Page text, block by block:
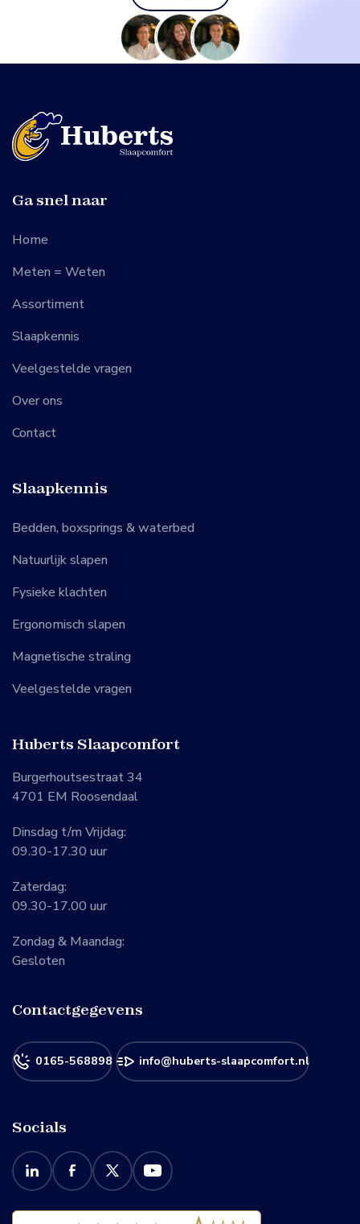
Ga snel naar
Home
Meten = Weten
Assortiment
Slaapkennis
Veelgestelde vragen
Over ons
Contact
Slaapkennis
Bedden, boxsprings & waterbed
Natuurlijk slapen
Fysieke klachten
Ergonomisch slapen
Magnetische straling
Veelgestelde vragen
Huberts Slaapcomfort
Burgerhoutsestraat 34
4701 EM Roosendaal
Dinsdag t/m Vrijdag:
09.30-17.30 uur
Zaterdag:
09.30-17.00 uur
Zondag & Maandag:
Gesloten
Contactgegevens
0165-568898 info@huberts-slaapcomfort.nl
Socials